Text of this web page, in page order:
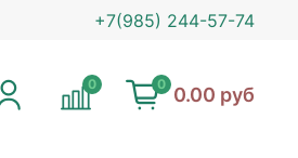
+7(985) 244-57-74
0 0 0.00 руб